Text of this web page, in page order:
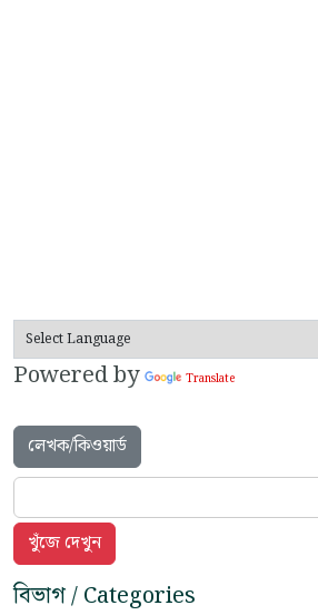
Powered by Translate
লেখক/কিওয়ার্ড
বিভাগ / Categories